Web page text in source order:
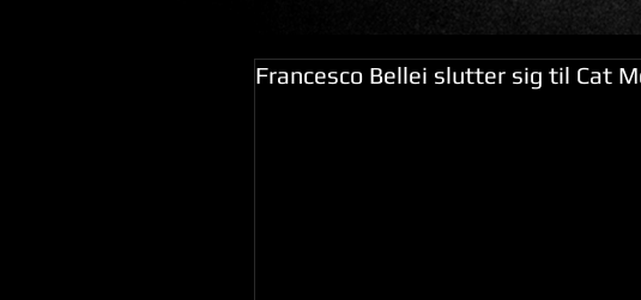
Francesco Bellei slutter sig til Cat